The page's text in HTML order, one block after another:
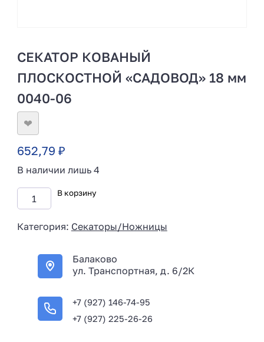
СЕКАТОР КОВАНЫЙ
ПЛОСКОСТНОЙ «САДОВОД» 18 мм
0040-06
❤
652,79 ₽
В наличии лишь 4
В корзину
Категория: Секаторы/Ножницы
Балаково
ул. Транспортная, д. 6/2К
+7 (927) 146-74-95
+7 (927) 225-26-26